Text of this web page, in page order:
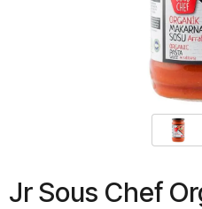
Jr Sous Chef